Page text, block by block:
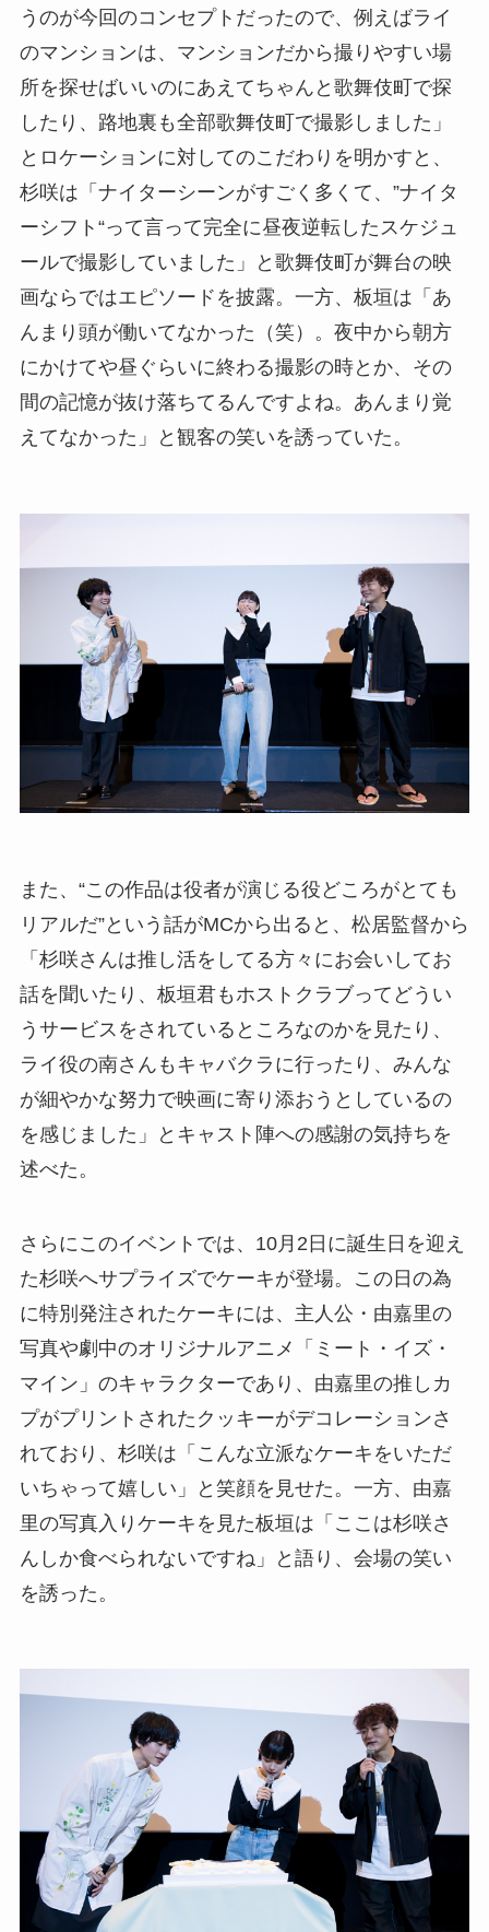
うのが今回のコンセプトだったので、例えばライ
のマンションは、マンションだから撮りやすい場
所を探せばいいのにあえてちゃんと歌舞伎町で探
したり、路地裏も全部歌舞伎町で撮影しました」
とロケーションに対してのこだわりを明かすと、
杉咲は「ナイターシーンがすごく多くて、”ナイタ
ーシフト“って言って完全に昼夜逆転したスケジュ
ールで撮影していました」と歌舞伎町が舞台の映
画ならではエピソードを披露。一方、板垣は「あ
んまり頭が働いてなかった（笑）。夜中から朝方
にかけてや昼ぐらいに終わる撮影の時とか、その
間の記憶が抜け落ちてるんですよね。あんまり覚
えてなかった」と観客の笑いを誘っていた。
また、“この作品は役者が演じる役どころがとても
リアルだ”という話がMCから出ると、松居監督から
「杉咲さんは推し活をしてる方々にお会いしてお
話を聞いたり、板垣君もホストクラブってどうい
うサービスをされているところなのかを見たり、
ライ役の南さんもキャバクラに行ったり、みんな
が細やかな努力で映画に寄り添おうとしているの
を感じました」とキャスト陣への感謝の気持ちを
述べた。
さらにこのイベントでは、10月2日に誕生日を迎え
た杉咲へサプライズでケーキが登場。この日の為
に特別発注されたケーキには、主人公・由嘉里の
写真や劇中のオリジナルアニメ「ミート・イズ・
マイン」のキャラクターであり、由嘉里の推しカ
プがプリントされたクッキーがデコレーションさ
れており、杉咲は「こんな立派なケーキをいただ
いちゃって嬉しい」と笑顔を見せた。一方、由嘉
里の写真入りケーキを見た板垣は「ここは杉咲さ
んしか食べられないですね」と語り、会場の笑い
を誘った。